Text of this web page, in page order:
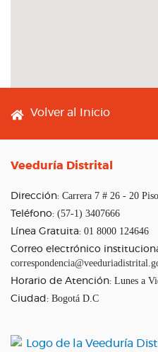
Footer menu
Volver al Inicio
Veeduría Distrital
Dirección: Carrera 7 # 26 - 20
Teléfono: (57-1) 3407666
Línea Gratuita: 01 8000 124646
Correo electrónico
Horario de Atención: Lunes a
Ciudad: Bogotá D.C